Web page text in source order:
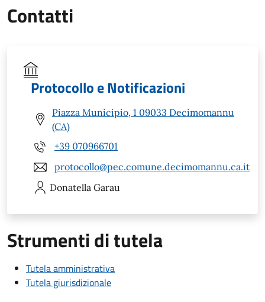
Contatti
Protocollo e Notificazioni
Piazza Municipio, 1 09033 Decimomannu
(CA)
+39 070966701
protocollo@pec.comune.decimomannu.ca.it
Donatella Garau
Strumenti di tutela
Tutela amministrativa
Tutela giurisdizionale